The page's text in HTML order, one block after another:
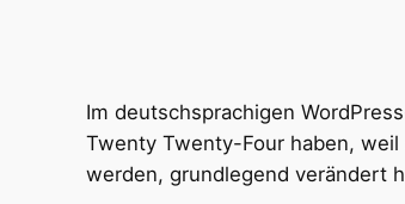
Im deutschsprachigen
Twenty Twenty-Four haben,
werden, grundlegend verändert